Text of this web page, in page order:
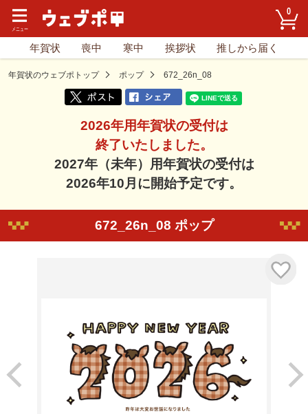
0
年賀状 喪中 寒中 挨拶状 推しから届く
年賀状のウェブポトップ ポップ 672_26n_08
2026年用年賀状の受付は
終了いたしました。
2027年（未年）用年賀状の受付は
2026年10月に開始予定です。
672_26n_08 ポップ